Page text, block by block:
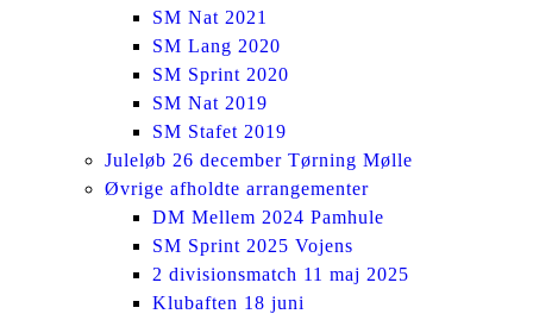
SM Nat 2021
SM Lang 2020
SM Sprint 2020
SM Nat 2019
SM Stafet 2019
Juleløb 26 december Tørning Mølle
Øvrige afholdte arrangementer
DM Mellem 2024 Pamhule
SM Sprint 2025 Vojens
2 divisionsmatch 11 maj 2025
Klubaften 18 juni